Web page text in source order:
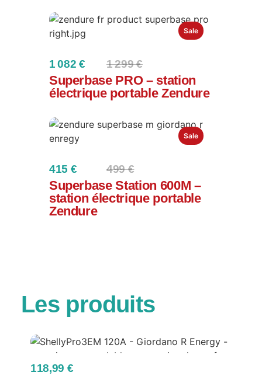
Sale
1 082 €
Compare
to
1 299 €
Superbase PRO – station
électrique portable Zendure
Sale
415 €
Compare
to
499 €
Superbase Station 600M –
station électrique portable
Zendure
Les produits
118,99 €